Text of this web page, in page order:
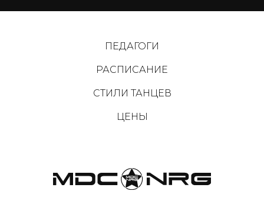
ПЕДАГОГИ
РАСПИСАНИЕ
СТИЛИ ТАНЦЕВ
ЦЕНЫ